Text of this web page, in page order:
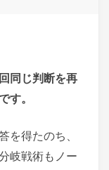
同じ判断を再
す。
を得たのち、
岐戦術もノー